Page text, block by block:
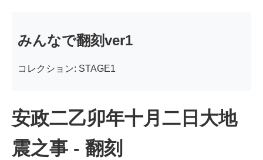
みんなで翻刻ver1
コレクション: STAGE1
安政二乙卯年十月二日大地
震之事 - 翻刻